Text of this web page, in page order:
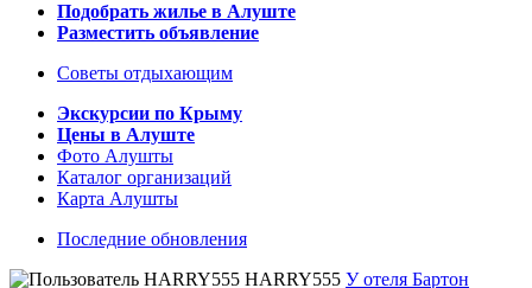
Подобрать жилье в Алуште
Разместить объявление
Советы отдыхающим
Экскурсии по Крыму
Цены в Алуште
Фото Алушты
Каталог организаций
Карта Алушты
Последние обновления
HARRY555 У отеля Бартон